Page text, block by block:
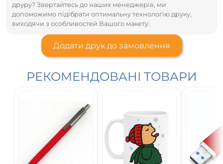
друру? Звертайтесь до наших менеджерів, ми
допоможимо підібрати оптимальну технологію друку,
виходячи з особливостей Вашого макету.
Додати друк до замовлення
РЕКОМЕНДОВАНІ ТОВАРИ